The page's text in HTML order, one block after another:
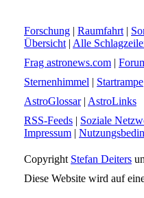
Forschung | Raumfahrt |
Übersicht | Alle
Frag astronews.com |
Sternenhimmel | Startrampe
AstroGlossar| AstroLinks
RSS-Feeds | Soziale
Impressum |
Copyright Stefan Deiters
Diese Website wird auf